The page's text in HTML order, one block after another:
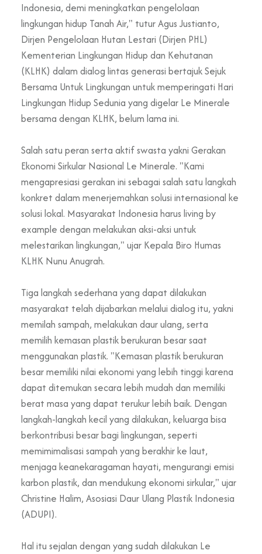
Indonesia, demi meningkatkan pengelolaan
lingkungan hidup Tanah Air," tutur Agus Justianto,
Dirjen Pengelolaan Hutan Lestari (Dirjen PHL)
Kementerian Lingkungan Hidup dan Kehutanan
(KLHK) dalam dialog lintas generasi bertajuk Sejuk
Bersama Untuk Lingkungan untuk memperingati Hari
Lingkungan Hidup Sedunia yang digelar Le Minerale
bersama dengan KLHK, belum lama ini.
Salah satu peran serta aktif swasta yakni Gerakan
Ekonomi Sirkular Nasional Le Minerale. "Kami
mengapresiasi gerakan ini sebagai salah satu langkah
konkret dalam menerjemahkan solusi internasional ke
solusi lokal. Masyarakat Indonesia harus living by
example dengan melakukan aksi-aksi untuk
melestarikan lingkungan," ujar Kepala Biro Humas
KLHK Nunu Anugrah.
Tiga langkah sederhana yang dapat dilakukan
masyarakat telah dijabarkan melalui dialog itu, yakni
memilah sampah, melakukan daur ulang, serta
memilih kemasan plastik berukuran besar saat
menggunakan plastik. "Kemasan plastik berukuran
besar memiliki nilai ekonomi yang lebih tinggi karena
dapat ditemukan secara lebih mudah dan memiliki
berat masa yang dapat terukur lebih baik. Dengan
langkah-langkah kecil yang dilakukan, keluarga bisa
berkontribusi besar bagi lingkungan, seperti
memimimalisasi sampah yang berakhir ke laut,
menjaga keanekaragaman hayati, mengurangi emisi
karbon plastik, dan mendukung ekonomi sirkular," ujar
Christine Halim, Asosiasi Daur Ulang Plastik Indonesia
(ADUPI).
Hal itu sejalan dengan yang sudah dilakukan Le